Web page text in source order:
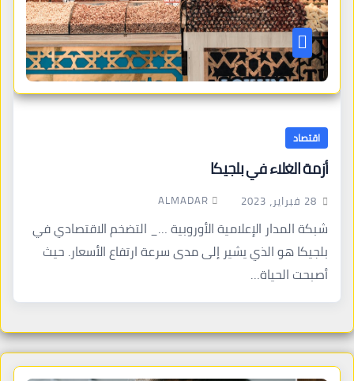
اقتصاد
أزمة الغلاء في بلجيكا
28 فبراير، 2023 ALMADAR
شبكة المدار الإعلامية الأوروبية …_ التضخم الاقتصادي في
بلجيكا هو الذي يشير إلى مدى سرعة ارتفاع الأسعار. حيث
أصبحت الحياة…